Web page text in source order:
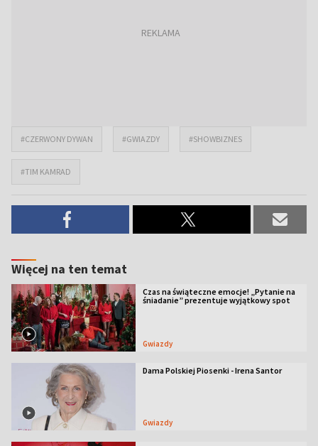
#CZERWONY DYWAN #GWIAZDY #SHOWBIZNES
#TIM KAMRAD
Więcej na ten temat
Czas na świąteczne emocje! „Pytanie na
śniadanie” prezentuje wyjątkowy spot
Gwiazdy
Dama Polskiej Piosenki - Irena Santor
Gwiazdy